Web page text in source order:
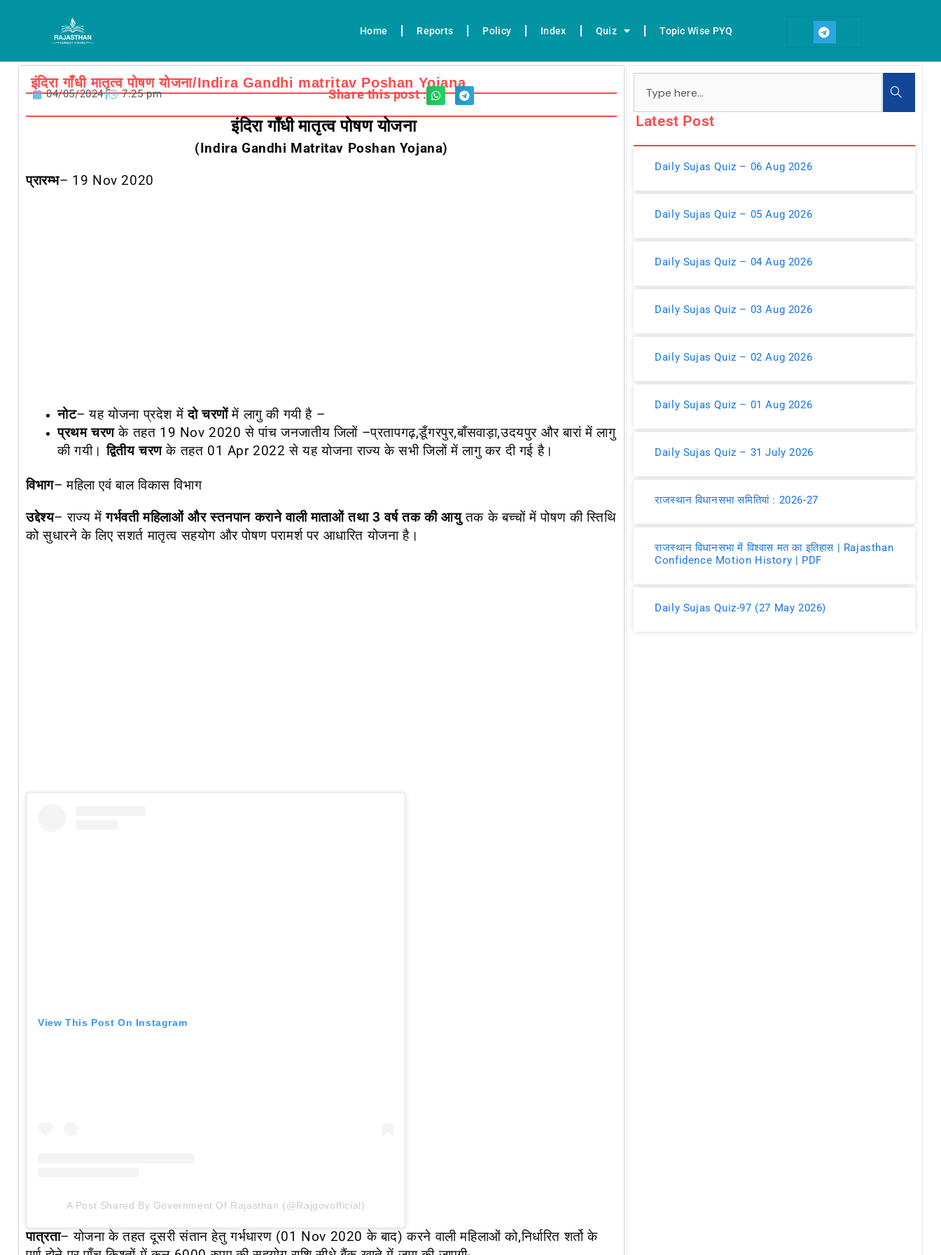
Home Reports Policy Index Quiz Topic Wise PYQ
T
e
l
g
r
इंदिरा गाँधी मातृत्व पोषण योजना/Indira Gandhi matritav Poshan Yojana
04/05/2024 7:25 pm Share this post :
इंदिरा गाँधी मातृत्व पोषण योजना
(Indira Gandhi Matritav Poshan Yojana)
प्रारम्भ– 19 Nov 2020
नोट– यह योजना प्रदेश मेंदो चरणोंमें लागु की गयी है –
प्रथम चरणके तहत 19 Nov 2020 से पांच जनजातीय जिलों –प्रतापगढ़,डूँगरपुर,बाँसवाड़ा,उदयपुर और बारांमें लागु
की गयी।द्वितीय चरणके तहत 01 Apr 2022 से यह योजना राज्य के सभी जिलोंमें लागु कर दी गई है।
विभाग–महिला एवं बाल विकास विभाग
उद्देश्य–राज्य मेंगर्भवती महिलाओं और स्तनपान कराने वाली माताओं तथा 3 वर्ष तक की आयुतक के बच्चों में पोषण की स्तिथि
को सुधारने के लिए सशर्त मातृत्व सहयोग और पोषण परामर्श पर आधारित योजना है।
View This Post On Instagram
A Post Shared By Government Of Rajasthan (@rajgovofficial)
पात्रता–योजना के तहतदूसरी संतान हेतु गर्भधारण (01 Nov 2020 के बाद) करने वाली महिलाओं को,निर्धारित शर्तो के
Latest Post
Daily Sujas Quiz – 06 Aug 2026
Daily Sujas Quiz – 05 Aug 2026
Daily Sujas Quiz – 04 Aug 2026
Daily Sujas Quiz – 03 Aug 2026
Daily Sujas Quiz – 02 Aug 2026
Daily Sujas Quiz – 01 Aug 2026
Daily Sujas Quiz – 31 July 2026
राजस्थान विधानसभा समितियां : 2026-27
राजस्थान विधानसभा में विश्वास मत का इतिहास | Rajasthan
Confidence Motion History | PDF
Daily Sujas Quiz-97 (27 May 2026)